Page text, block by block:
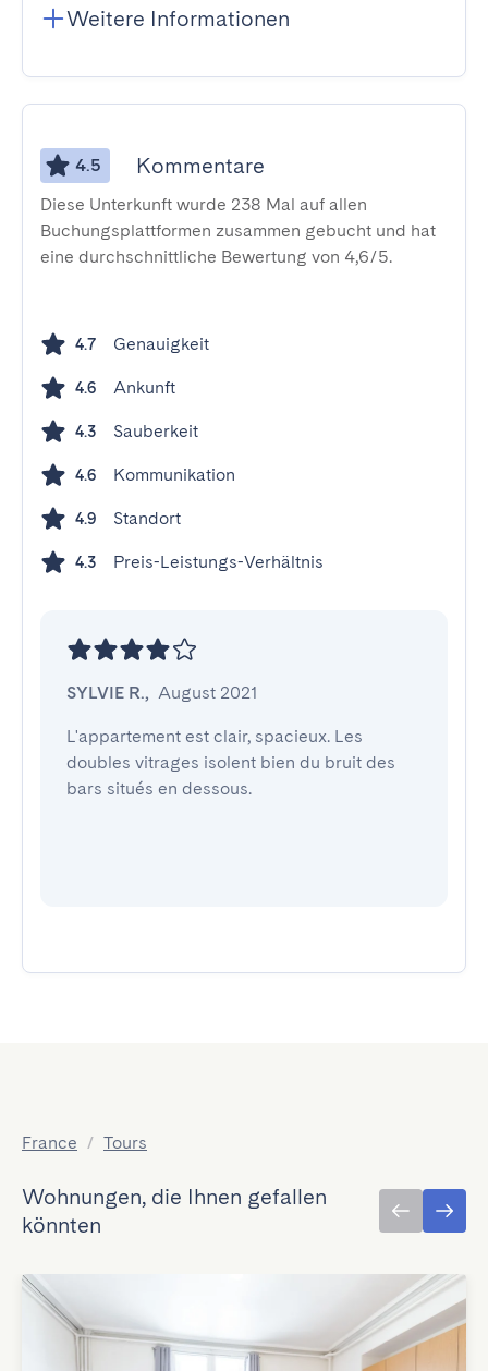
Weitere Informationen
4.5 Kommentare
Diese Unterkunft wurde 238 Mal auf allen
Buchungsplattformen zusammen gebucht und hat
eine durchschnittliche Bewertung von 4,6/5.
4.7 Genauigkeit
4.6 Ankunft
4.3 Sauberkeit
4.6 Kommunikation
4.9 Standort
4.3 Preis-Leistungs-Verhältnis
SYLVIE R., August 2021
L'appartement est clair, spacieux. Les
doubles vitrages isolent bien du bruit des
bars situés en dessous.
France / Tours
Wohnungen, die Ihnen gefallen
könnten